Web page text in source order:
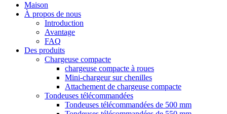
Maison
À propos de nous
Introduction
Avantage
FAQ
Des produits
Chargeuse compacte
chargeuse compacte à roues
Mini-chargeur sur chenilles
Attachement de chargeuse compacte
Tondeuses télécommandées
Tondeuses télécommandées de 500 mm